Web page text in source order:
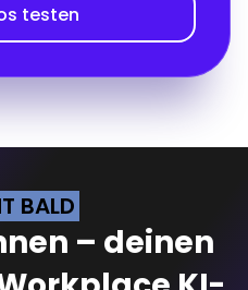
testen
BALD
– deinen